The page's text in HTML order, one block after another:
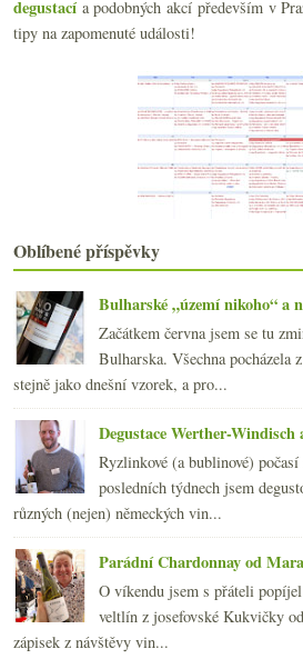
Hodina mezi psem a vlkem
Oslava poctivých vín
„Dr. L“ aneb léčba ryzlinkem
Sójovými párky zdegenerované
Výsledky ankety „K obědu ve všední
Burgundsko s Pascalem Wagnerem
Prezentace sortimentu Global Wines
Je libo Beaujeaule či Chardenang?
Salon vín České republiky 2008
Château Malescot St. Exupéry 1975
Reklamujte korkové víno!
Páteční korkohrátky
Degustační štěstí v neštěstí
Veltlínská chuť terroir
Chateauneuf-du-Pape Cuvée
Návštěva vinných sklepů v Kutné
František Mádl – Zweigeltrebe
Výsledky ankety „Degustace,
►dubna(23)
►března(19)
►února
►ledna (24)
►2007(108)
degustacía podobných akcí především v
tipy na zapomenuté události!
Oblíbené příspěvky
Bulharské „území nikoho“ a
Začátkem června jsem se tu
Bulharska. Všechna pocházela
stejně jako dnešní vzorek, a pro...
Degustace Werther-Windisch
Ryzlinkové (a bublinové)
posledních týdnech jsem
různých (nejen) německých vin...
Parádní Chardonnay od
O víkendu jsem s přáteli
veltlín z josefovské Kukvičky
zápisek z návštěvy vin...